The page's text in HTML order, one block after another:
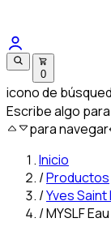
0
icono de
Escribe algo
para navegar
Inicio
/Productos
/Yves
/MYSLF